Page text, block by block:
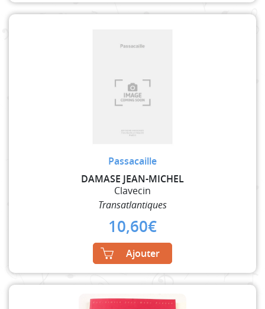
Passacaille
DAMASE JEAN-MICHEL
Clavecin
Transatlantiques
10,60€
Ajouter